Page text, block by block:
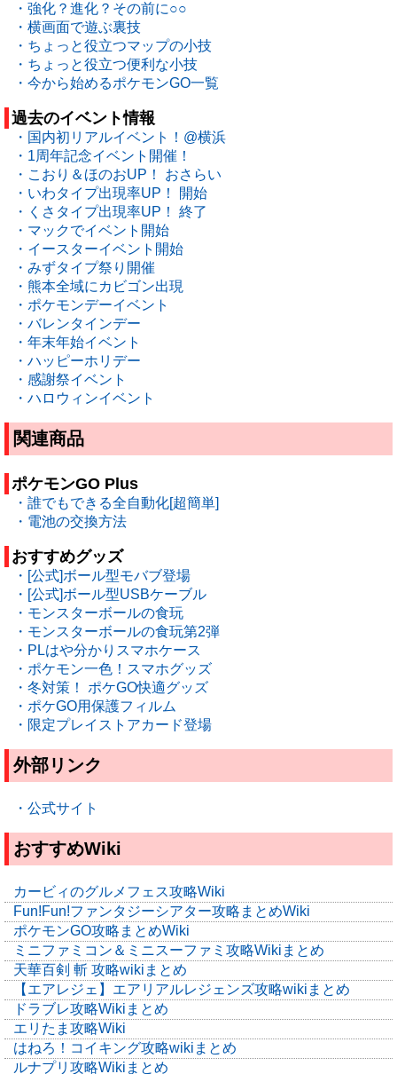
・強化？進化？その前に○○
・横画面で遊ぶ裏技
・ちょっと役立つマップの小技
・ちょっと役立つ便利な小技
・今から始めるポケモンGO一覧
過去のイベント情報
・国内初リアルイベント！@横浜
・1周年記念イベント開催！
・こおり＆ほのおUP！ おさらい
・いわタイプ出現率UP！ 開始
・くさタイプ出現率UP！ 終了
・マックでイベント開始
・イースターイベント開始
・みずタイプ祭り開催
・熊本全域にカビゴン出現
・ポケモンデーイベント
・バレンタインデー
・年末年始イベント
・ハッピーホリデー
・感謝祭イベント
・ハロウィンイベント
関連商品
ポケモンGO Plus
・誰でもできる全自動化[超簡単]
・電池の交換方法
おすすめグッズ
・[公式]ボール型モバブ登場
・[公式]ボール型USBケーブル
・モンスターボールの食玩
・モンスターボールの食玩第2弾
・PLはや分かりスマホケース
・ポケモン一色！スマホグッズ
・冬対策！ ポケGO快適グッズ
・ポケGO用保護フィルム
・限定プレイストアカード登場
外部リンク
・公式サイト
おすすめWiki
カービィのグルメフェス攻略Wiki
Fun!Fun!ファンタジーシアター攻略まとめWiki
ポケモンGO攻略まとめWiki
ミニファミコン＆ミニスーファミ攻略Wikiまとめ
天華百剣 斬 攻略wikiまとめ
【エアレジェ】エアリアルレジェンズ攻略wikiまとめ
ドラブレ攻略Wikiまとめ
エリたま攻略Wiki
はねろ！コイキング攻略wikiまとめ
ルナプリ攻略Wikiまとめ